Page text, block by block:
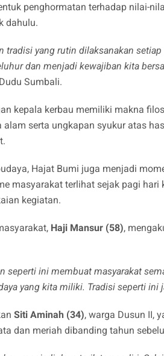
penghormatan terhadap nilai-
dahulu.
tradisi yang rutin dilaksanakan
dan menjadi kewajiban kita
Sumbali.
kepala kerbau memiliki makna
alam serta ungkapan syukur atas
Hajat Bumi juga menjadi
masyarakat terlihat sejak pagi
kegiatan.
Haji Mansur (58),
seperti ini membuat masyarakat
yang kita miliki. Tradisi seperti ini
Siti Aminah (34), warga Dusun II,
dan meriah dibanding tahun